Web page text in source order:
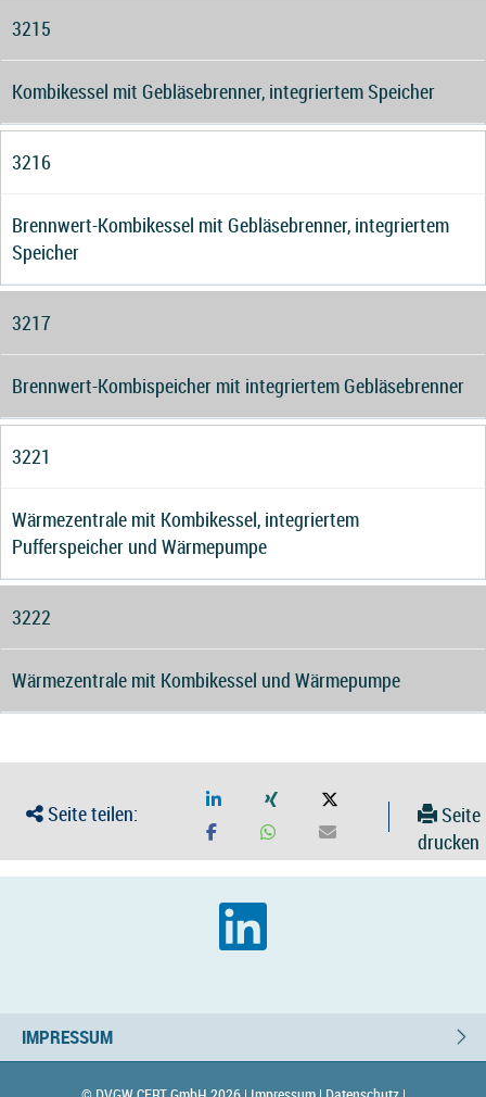
3215
Kombikessel mit Gebläsebrenner, integriertem Speicher
3216
Brennwert-Kombikessel mit Gebläsebrenner, integriertem
Speicher
3217
Brennwert-Kombispeicher mit integriertem Gebläsebrenner
3221
Wärmezentrale mit Kombikessel, integriertem
Pufferspeicher und Wärmepumpe
3222
Wärmezentrale mit Kombikessel und Wärmepumpe
Seite teilen:
Seite
drucken
IMPRESSUM